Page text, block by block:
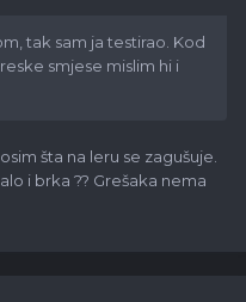
tak sam ja testirao. Kod
smjese mislim hi i
šta na leru se zagušuje.
i brka ?? Grešaka nema